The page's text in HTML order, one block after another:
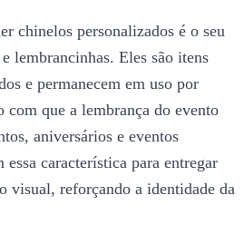
chinelos personalizados é o seu
lembrancinhas. Eles são itens
e permanecem em uso por
com que a lembrança do evento
aniversários e eventos
característica para entregar
visual, reforçando a identidade da